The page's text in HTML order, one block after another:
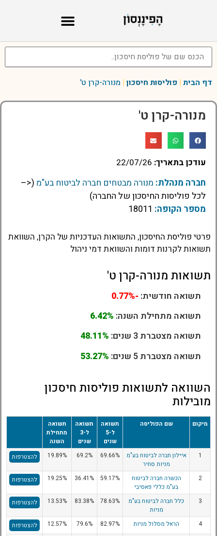
דף הבית | פוליסות חיסכון | מנורה-קרן ט'
מנורה-קרן ט'
עודכן בתאריך: 22/07/26
חברה מנהלת: מנורה מבטחים חברה לביטוח בע"מ (<–
לכל פוליסות החיסכון של החברה)
מספר הקופה:
פרטי פוליסת החיסכון, התשואות העדכניות של הקרן, השוואת
תשואות לקרנות דומות והשוואת דמי ניהול
תשואות מנורה-קרן ט'
תשואה חודשית: -0.77%
תשואה מתחילת השנה: 6.42%
תשואה מצטברת 3 שנים:
48.11%
תשואה מצטברת 5 שנים:
53.27%
השוואה לתשואות פוליסות חיסכון
מובילות
מיקום שם הפוליסה
תשואה
ל-5
שנים
תשואה
ל-3
שנים
תשואה
מתחילת
השנה
1
איילון חברה לביטוח בע"מ
מניות סחיר
69.66%
69.2%
19.89% להצטרפות
2
הכשרה חברה לביטוח
בע"מ כללי פאסיבי
59.17%
36.41%
19.25% להצטרפות
3
כלל חברה לביטוח בע"מ
מניות
78.63%
83.38%
13.53% להצטרפות
4 הראל מסלול מניות 82.97%
79.6%
12.57%
להצטרפות